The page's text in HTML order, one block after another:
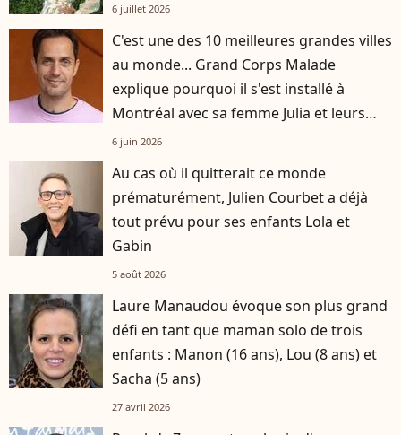
6 juillet 2026
C'est une des 10 meilleures grandes villes
au monde... Grand Corps Malade
explique pourquoi il s'est installé à
Montréal avec sa femme Julia et leurs
enfants
6 juin 2026
Au cas où il quitterait ce monde
prématurément, Julien Courbet a déjà
tout prévu pour ses enfants Lola et
Gabin
5 août 2026
Laure Manaudou évoque son plus grand
défi en tant que maman solo de trois
enfants : Manon (16 ans), Lou (8 ans) et
Sacha (5 ans)
27 avril 2026